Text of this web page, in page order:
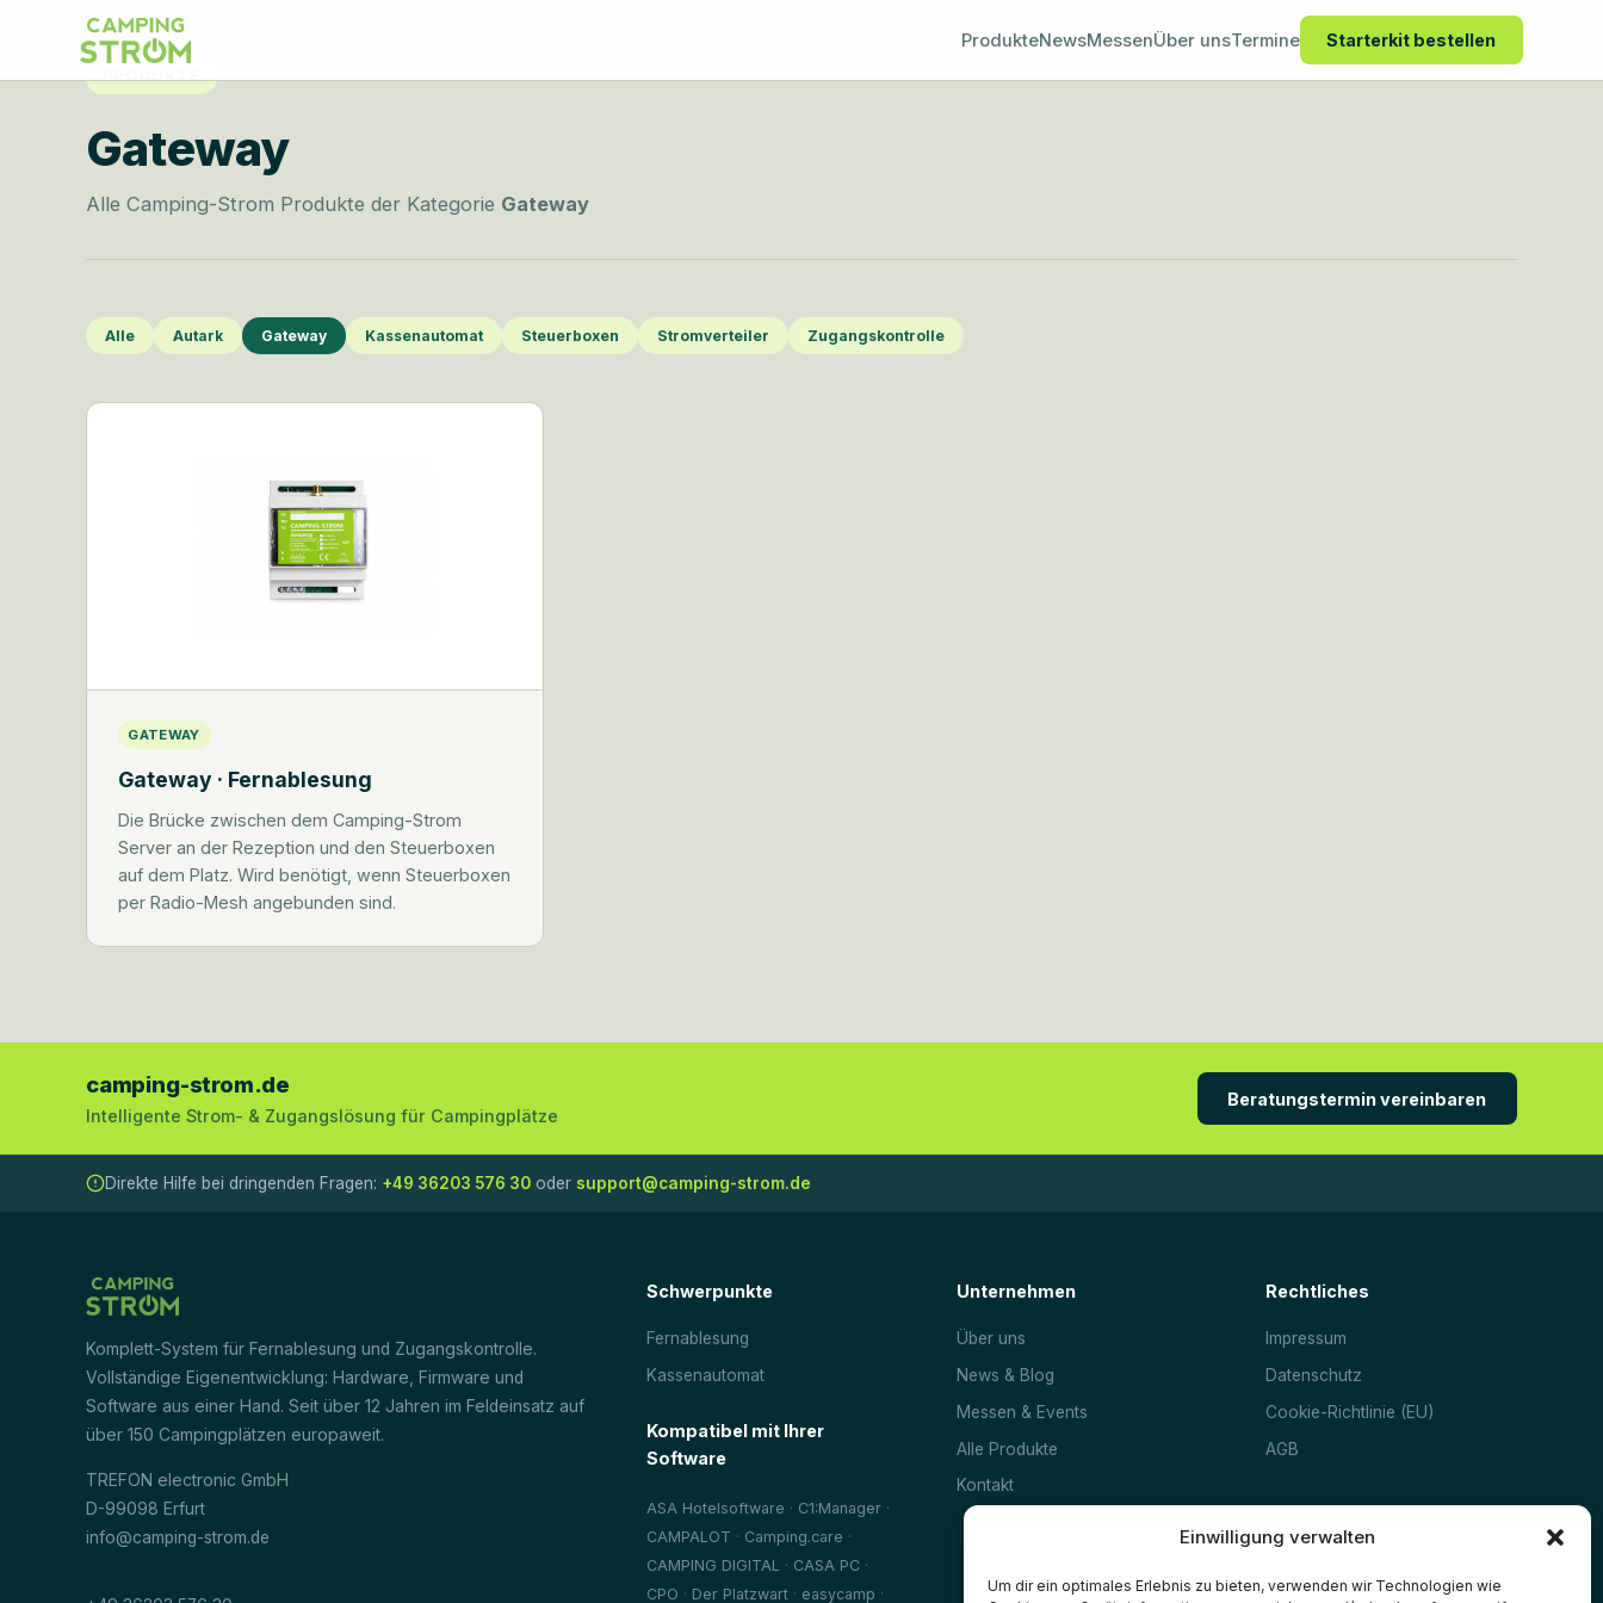
Einwilligung verwalten
Um dir ein optimales Erlebnis zu bieten, verwenden wir Technologien wie
ProdukteNewsMessenÜber unsTermine Starterkit bestellen
PRODUKTE
Gateway
Alle Camping-Strom Produkte der Kategorie Gateway
Alle Autark Gateway Kassenautomat Steuerboxen Stromverteiler Zugangskontrolle
GATEWAY
Gateway · Fernablesung
Die Brücke zwischen dem Camping-Strom
Server an der Rezeption und den Steuerboxen
auf dem Platz. Wird benötigt, wenn Steuerboxen
per Radio-Mesh angebunden sind.
camping-strom.de
Intelligente Strom- & Zugangslösung für Campingplätze
Beratungstermin vereinbaren
Direkte Hilfe bei dringenden Fragen: +49 36203 576 30 oder support@camping-strom.de
Komplett-System für Fernablesung und Zugangskontrolle.
Vollständige Eigenentwicklung: Hardware, Firmware und
Software aus einer Hand. Seit über 12 Jahren im Feldeinsatz auf
über 150 Campingplätzen europaweit.
TREFON electronic GmbH
D-99098 Erfurt
info@camping-strom.de
Schwerpunkte
Fernablesung
Kassenautomat
Kompatibel mit Ihrer
Software
ASA Hotelsoftware · C1:Manager ·
CAMPALOT · Camping.care ·
CAMPING DIGITAL · CASA PC ·
CPO · Der Platzwart · easycamp ·
Unternehmen
Über uns
News & Blog
Messen & Events
Alle Produkte
Kontakt
Rechtliches
Impressum
Datenschutz
Cookie-Richtlinie (EU)
AGB